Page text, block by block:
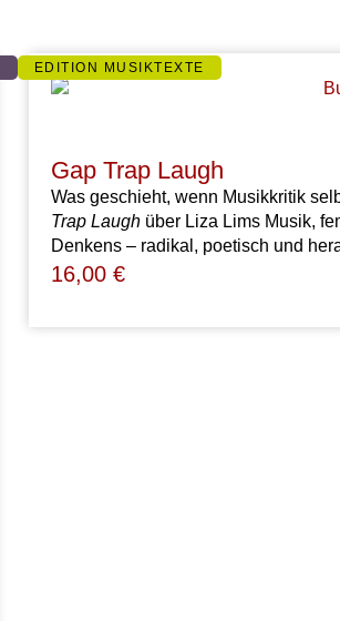
EDITION MUSIKTEXTE
Gap Trap Laugh
Was geschieht, wenn Musikkritik
Trap Laugh über Liza Lims Musik,
Denkens – radikal, poetisch und
16,00 €